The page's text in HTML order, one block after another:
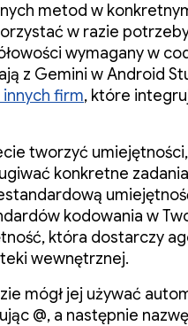
metod w
w razie
wymagany w
z Gemini w Android
firm, które
tworzyć
konkretne
kodowania w
która dostarczy
wewnętrznej.
mógł jej używać
@, a następnie nazwę